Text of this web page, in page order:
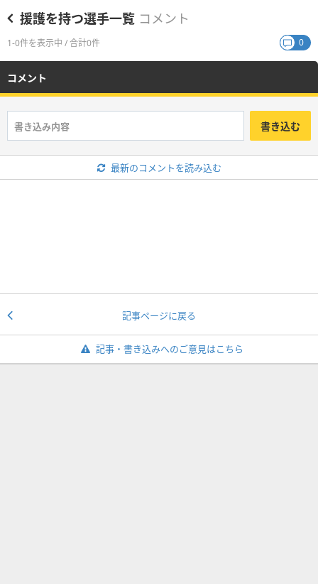
援護を持つ選手一覧 コメント
1-0件を表示中 / 合計0件 0
コメント
書き込む
最新のコメントを読み込む
記事ページに戻る
記事・書き込みへのご意見はこちら